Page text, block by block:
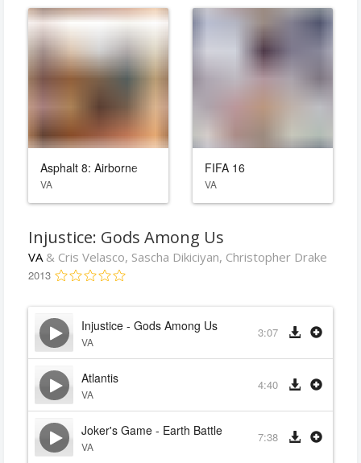
Asphalt 8: Airborne
VA
FIFA 16
VA
Injustice: Gods Among Us
VA & Cris Velasco, Sascha Dikiciyan, Christopher Drake
2013
Injustice - Gods Among Us
VA
3:07
Atlantis
VA
4:40
Joker's Game - Earth Battle
VA
7:38